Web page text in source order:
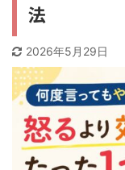
法
2026年5月29日